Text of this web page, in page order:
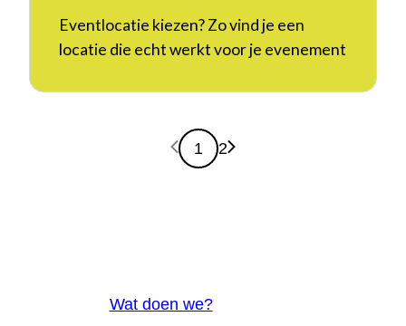
Eventlocatie kiezen? Zo vind je een
locatie die echt werkt voor je evenement
Vorige pagina
1 2 Volgende pagina
Wat doen we?